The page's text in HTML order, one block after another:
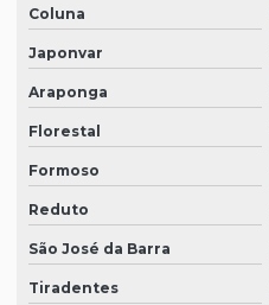
Coluna
Japonvar
Araponga
Florestal
Formoso
Reduto
São José da Barra
Tiradentes